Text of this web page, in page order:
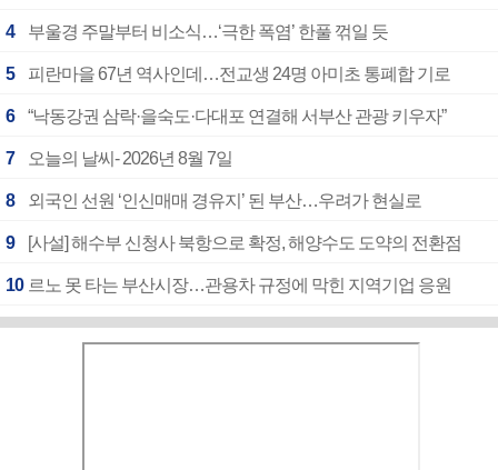
4 부울경 주말부터 비소식…‘극한 폭염’ 한풀 꺾일 듯
5 피란마을 67년 역사인데…전교생 24명 아미초 통폐합 기로
6 “낙동강권 삼락·을숙도·다대포 연결해 서부산 관광 키우자”
7 오늘의 날씨- 2026년 8월 7일
8 외국인 선원 ‘인신매매 경유지’ 된 부산…우려가 현실로
9 [사설] 해수부 신청사 북항으로 확정, 해양수도 도약의 전환점
10 르노 못 타는 부산시장…관용차 규정에 막힌 지역기업 응원